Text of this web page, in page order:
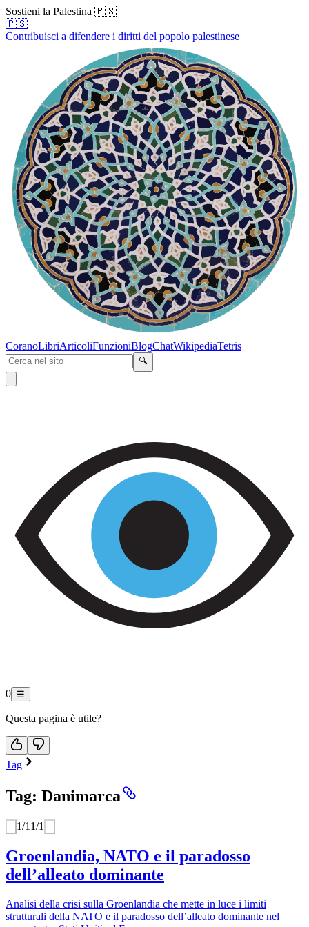
Sostieni la Palestina 🇵🇸
🇵🇸
Contribuisci a difendere i diritti del popolo palestinese
CoranoLibriArticoliFunzioniBlogChatWikipediaTetris
🔍
0 ☰
Questa pagina è utile?
Tag
Tag: Danimarca
1/1 1/1
Groenlandia, NATO e il paradosso
dell’alleato dominante
Analisi della crisi sulla Groenlandia che mette in luce i limiti
strutturali della NATO e il paradosso dell’alleato dominante nel